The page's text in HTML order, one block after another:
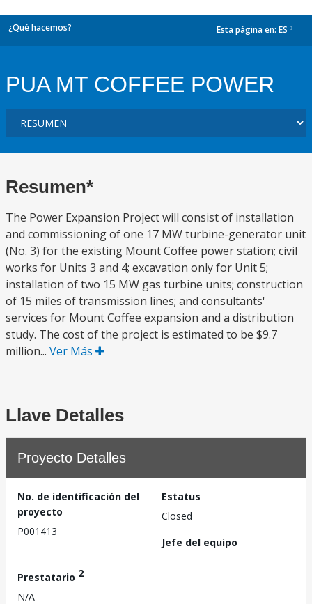
¿Qué hacemos? Esta página en: ES
PUA MT COFFEE POWER
Resumen*
The Power Expansion Project will consist of installation
and commissioning of one 17 MW turbine-generator unit
(No. 3) for the existing Mount Coffee power station; civil
works for Units 3 and 4; excavation only for Unit 5;
installation of two 15 MW gas turbine units; construction
of 15 miles of transmission lines; and consultants'
services for Mount Coffee expansion and a distribution
study. The cost of the project is estimated to be $9.7
million... Ver Más
Llave Detalles
Proyecto Detalles
No. de identificación del
proyecto
P001413
Estatus
Closed
Jefe del equipo
Prestatario 2
N/A